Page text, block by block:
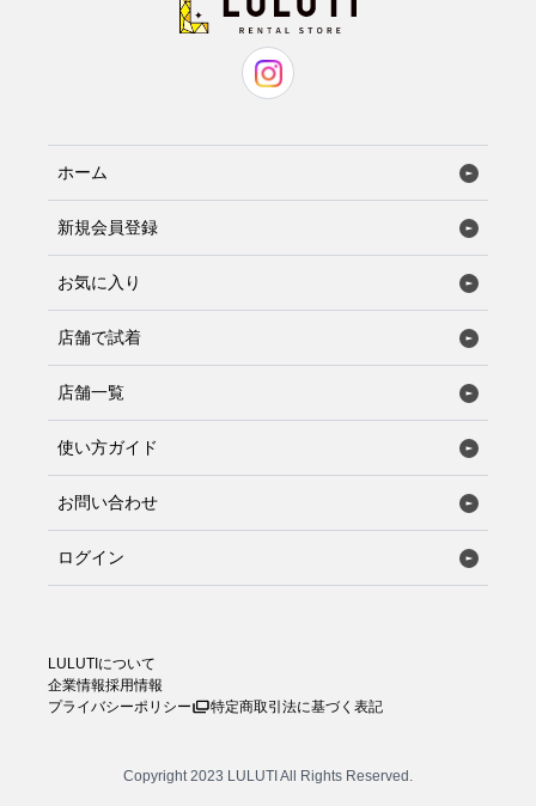
ホーム
新規会員登録
お気に入り
店舗で試着
店舗一覧
使い方ガイド
お問い合わせ
ログイン
LULUTIについて
企業情報採用情報
プライバシーポリシー
特定商取引法に基づく表記
Copyright 2023 LULUTI All Rights Reserved.